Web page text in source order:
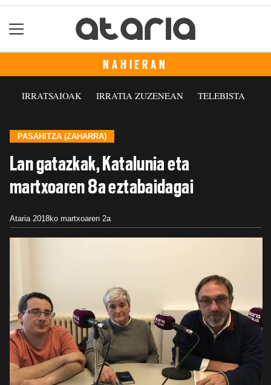
NAHIERAN
IRRATSAIOAK IRRATIA ZUZENEAN TELEBISTA
PASAHITZA (ZAHARRA)
Lan gatazkak, Katalunia eta
martxoaren 8a eztabaidagai
Ataria 2018ko martxoaren 2a